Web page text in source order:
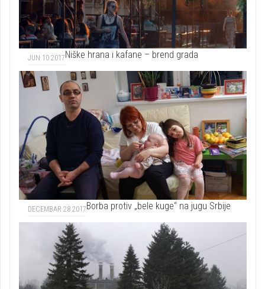
JUN 10 2017Niške hrana i kafane – brend grada
DECEMBAR 28 2017Borba protiv „bele kuge“ na jugu Srbije